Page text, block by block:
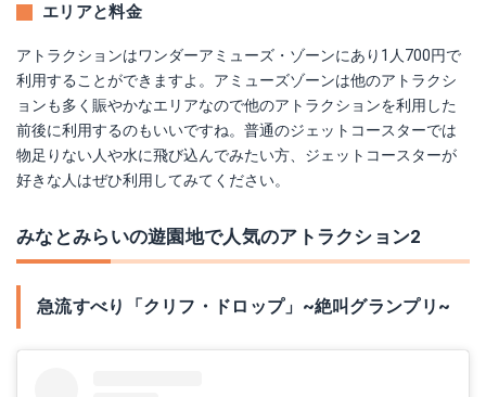
エリアと料金
アトラクションはワンダーアミューズ・ゾーンにあり1人700円で
利用することができますよ。アミューズゾーンは他のアトラクシ
ョンも多く賑やかなエリアなので他のアトラクションを利用した
前後に利用するのもいいですね。普通のジェットコースターでは
物足りない人や水に飛び込んでみたい方、ジェットコースターが
好きな人はぜひ利用してみてください。
みなとみらいの遊園地で人気のアトラクション2
急流すべり「クリフ・ドロップ」~絶叫グランプリ~